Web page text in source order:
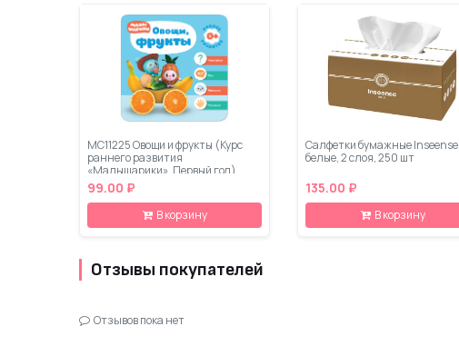
МС11225 Овощи и фрукты (Курс
раннего развития
«Малышарики». Первый год)
99.00 ₽
В корзину
Салфетки бумажные Inseense
белые, 2 слоя, 250 шт
135.00 ₽
В корзину
Отзывы покупателей
Отзывов пока нет